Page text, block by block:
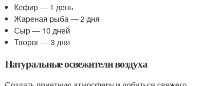
Кефир — 1 день
Жареная рыба — 2 дня
Сыр — 10 дней
Творог — 3 дня
Натуральные освежители воздуха